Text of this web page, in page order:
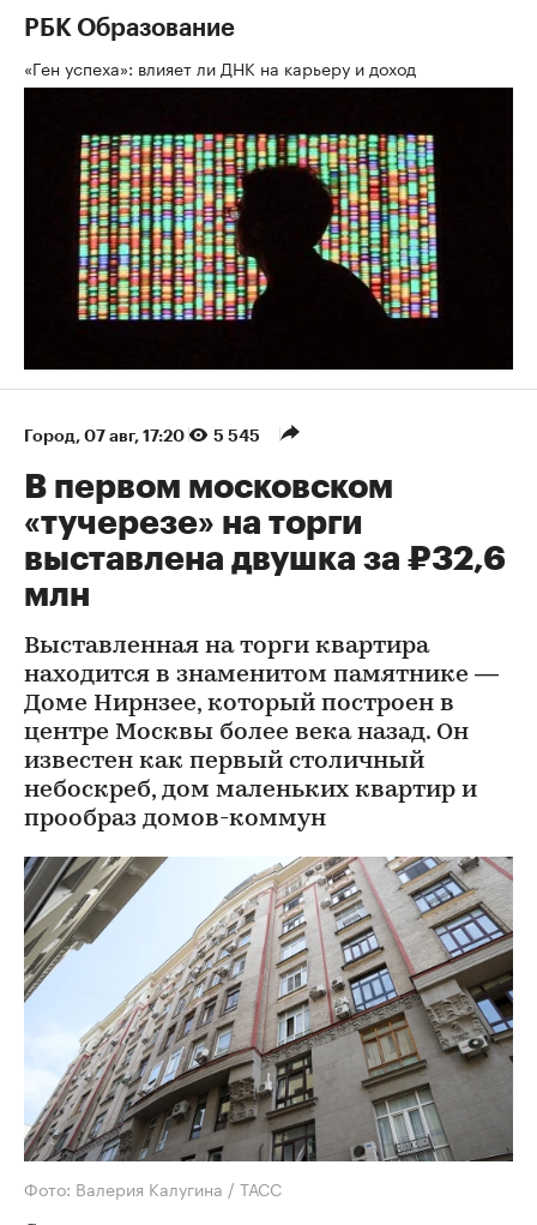
РБК Образование
«Ген успеха»: влияет ли ДНК на карьеру и доход
Город 07 авг, 17:20 5 545
В первом московском
«тучерезе» на торги
выставлена двушка за ₽32,6
млн
Выставленная на торги квартира
находится в знаменитом памятнике —
Доме Нирнзее, который построен в
центре Москвы более века назад. Он
известен как первый столичный
небоскреб, дом маленьких квартир и
прообраз домов-коммун
Фото: Валерия Калугина / ТАСС